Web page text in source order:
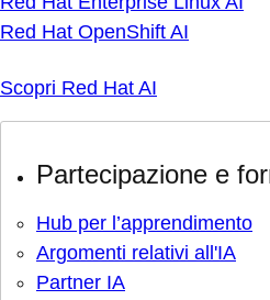
Red Hat OpenShift AI
Scopri Red Hat AI
Partecipazione e
Hub per l’apprendimento
Argomenti relativi all'IA
Partner IA